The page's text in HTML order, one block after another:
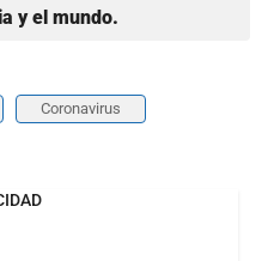
y el mundo.
Coronavirus